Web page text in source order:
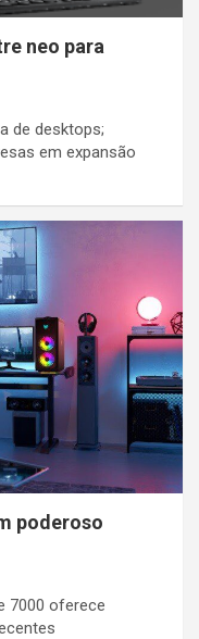
neo para
de desktops;
em expansão
poderoso
7000 oferece